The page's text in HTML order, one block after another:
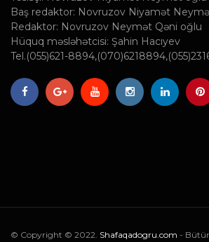
Baş redaktor: Novruzov Niyamət
Redaktor: Novruzov Neymət Qəni oğlu
Hüquq məsləhətcisi: Şahin Hacıyev
Tel.(055)621-
© Copyright © 2022. Shafaqadogru.com -